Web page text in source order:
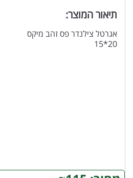
תיאור המוצר:
אגרטל צילנדר פס זהב מיקס
20*15